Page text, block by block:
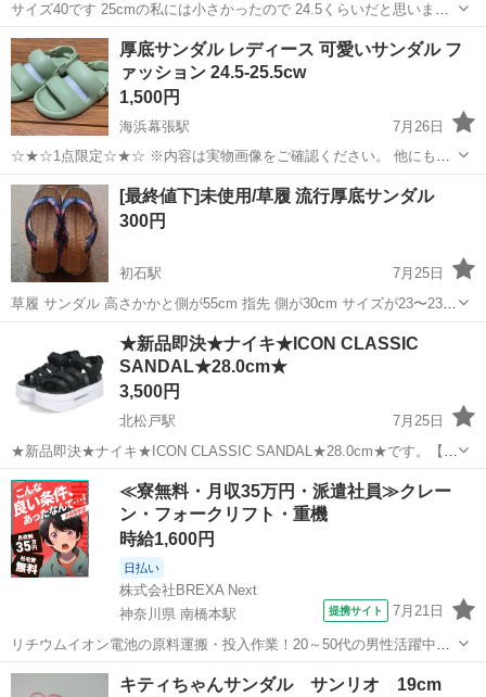
サイズ40です 25cmの私には小さかったので 24.5くらいだと思います
(^ー^) 写真は、うまく撮影出来ませんが可愛いですよ😊
千葉 千葉市 靴
厚底サンダル レディース 可愛いサンダル フ
ァッション 24.5-25.5cw
1,500円
海浜幕張駅
7月26日
☆★☆1点限定☆★☆ ※内容は実物画像をご確認ください。 他にも多
数出品しております‼︎ 是非ご覧ください‼︎ ◆おまとめ割大歓迎‼︎ ※収納
袋にほつれがあります。 posee EVA厚底サンダル レディース 可愛...
千葉 千葉市 海浜幕張駅 靴 厚底
[最終値下]未使用/草履 流行厚底サンダル
300円
初石駅
7月25日
草履 サンダル 高さかかと側が55cm 指先 側が30cm サイズが23〜23.5
ぐらいです 未使用 ですが 中古品です
初石駅 靴
★新品即決★ナイキ★ICON CLASSIC
SANDAL★28.0cm★
3,500円
北松戸駅
7月25日
★新品即決★ナイキ★ICON CLASSIC SANDAL★28.0cm★です。【サ
イズ】28.0cm【カラー】ブラック/ホワイト【素材】合成繊維・合成底
●ボリューム感たっぷりの厚底、クラシックなバスケットボールスタイ
ル...
千葉 松戸市 北松戸駅 靴 ナイキ
≪寮無料・月収35万円・派遣社員≫クレー
ン・フォークリフト・重機
時給1,600円
日払い
株式会社BREXA Next
神奈川県 南橋本駅
提携サイト 7月21日
リチウムイオン電池の原料運搬・投入作業！20～50代の男性活躍中★
ワンルーム寮完備！赴任旅費会社負担！年間休日130日★フォークリフ
ト免許お持ちの方、活躍中！就業先食堂利用可★《神奈川県相模原
神奈川 相模原市 その他
キティちゃんサンダル サンリオ 19cm